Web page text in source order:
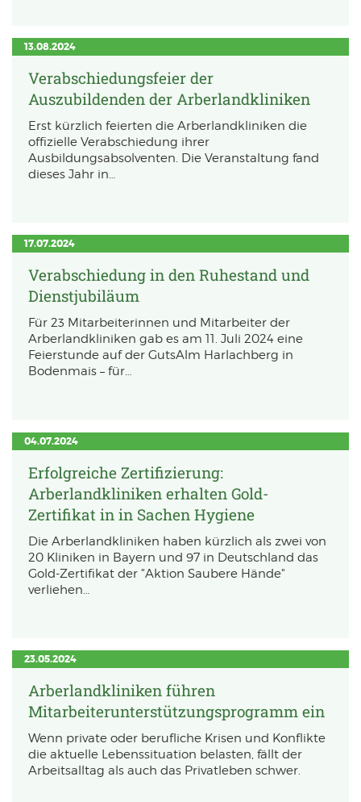
13.08.2024
Verabschiedungsfeier der
Auszubildenden der Arberlandkliniken
Erst kürzlich feierten die Arberlandkliniken die
offizielle Verabschiedung ihrer
Ausbildungsabsolventen. Die Veranstaltung fand
dieses Jahr in…
17.07.2024
Verabschiedung in den Ruhestand und
Dienstjubiläum
Für 23 Mitarbeiterinnen und Mitarbeiter der
Arberlandkliniken gab es am 11. Juli 2024 eine
Feierstunde auf der GutsAlm Harlachberg in
Bodenmais – für…
04.07.2024
Erfolgreiche Zertifizierung:
Arberlandkliniken erhalten Gold-
Zertifikat in in Sachen Hygiene
Die Arberlandkliniken haben kürzlich als zwei von
20 Kliniken in Bayern und 97 in Deutschland das
Gold-Zertifikat der "Aktion Saubere Hände"
verliehen…
23.05.2024
Arberlandkliniken führen
Mitarbeiterunterstützungsprogramm ein
Wenn private oder berufliche Krisen und Konflikte
die aktuelle Lebenssituation belasten, fällt der
Arbeitsalltag als auch das Privatleben schwer.